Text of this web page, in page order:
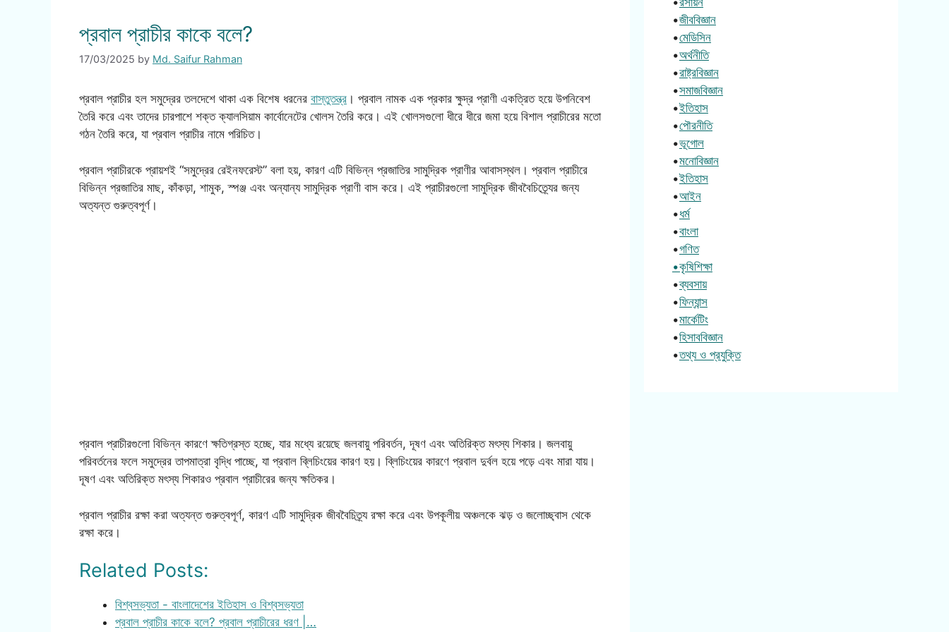
প্রবাল প্রাচীর কাকে বলে?
17/03/2025 by Md. Saifur Rahman
প্রবাল প্রাচীর হল সমুদ্রের তলদেশে থাকা এক বিশেষ ধরনের বাস্তুতন্ত্র । প্রবাল নামক এক প্রকার ক্ষুদ্র প্রাণী একত্রিত হয়ে উপনিবেশ
তৈরি করে এবং তাদের চারপাশে শক্ত ক্যালসিয়াম কার্বোনেটের খোলস তৈরি করে। এই খোলসগুলো ধীরে ধীরে জমা হয়ে বিশাল প্রাচীরের মতো
গঠন তৈরি করে, যা প্রবাল প্রাচীর নামে পরিচিত।
প্রবাল প্রাচীরকে প্রায়শই “সমুদ্রের রেইনফরেস্ট” বলা হয়, কারণ এটি বিভিন্ন প্রজাতির সামুদ্রিক প্রাণীর আবাসস্থল। প্রবাল প্রাচীরে
বিভিন্ন প্রজাতির মাছ, কাঁকড়া, শামুক, স্পঞ্জ এবং অন্যান্য সামুদ্রিক প্রাণী বাস করে। এই প্রাচীরগুলো সামুদ্রিক জীববৈচিত্র্যের জন্য
অত্যন্ত গুরুত্বপূর্ণ।
প্রবাল প্রাচীরগুলো বিভিন্ন কারণে ক্ষতিগ্রস্ত হচ্ছে, যার মধ্যে রয়েছে জলবায়ু পরিবর্তন, দূষণ এবং অতিরিক্ত মৎস্য শিকার। জলবায়ু
পরিবর্তনের ফলে সমুদ্রের তাপমাত্রা বৃদ্ধি পাচ্ছে, যা প্রবাল ব্লিচিংয়ের কারণ হয়। ব্লিচিংয়ের কারণে প্রবাল দুর্বল হয়ে পড়ে এবং মারা যায়।
দূষণ এবং অতিরিক্ত মৎস্য শিকারও প্রবাল প্রাচীরের জন্য ক্ষতিকর।
প্রবাল প্রাচীর রক্ষা করা অত্যন্ত গুরুত্বপূর্ণ, কারণ এটি সামুদ্রিক জীববৈচিত্র্য রক্ষা করে এবং উপকূলীয় অঞ্চলকে ঝড় ও জলোচ্ছ্বাস থেকে
রক্ষা করে।
Related Posts:
বিশ্বসভ্যতা - বাংলাদেশের ইতিহাস ও বিশ্বসভ্যতা
প্রবাল প্রাচীর কাকে বলে? প্রবাল প্রাচীরের ধরণ |…
•জীববিজ্ঞান
•মেডিসিন
•অর্থনীতি
•রাষ্ট্রবিজ্ঞান
•সমাজবিজ্ঞান
•ইতিহাস
•পৌরনীতি
•ভূগোল
•মনোবিজ্ঞান
•ইতিহাস
•আইন
•ধর্ম
•বাংলা
•গণিত
•কৃষিশিক্ষা
•ব্যবসায়
•ফিন্যান্স
•মার্কেটিং
•হিসাববিজ্ঞান
•তথ্য ও প্রযুক্তি